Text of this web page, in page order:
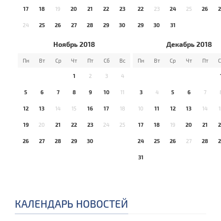
17 18 19 20 21 22 23
24 25 26 27 28 29 30
22 23 24 25 26
29 30 31
Ноябрь 2018
Пн Вт Ср Чт Пт Сб Вс
1 2 3 4
5 6 7 8 9 10 11
12 13 14 15 16 17 18
19 20 21 22 23 24 25
26 27 28 29 30
Декабрь 2018
Пн Вт Ср Чт Пт
3 4 5 6 7
10 11 12 13 14
17 18 19 20 21
24 25 26 27 28
31
КАЛЕНДАРЬ НОВОСТЕЙ